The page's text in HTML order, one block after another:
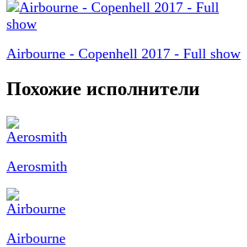
Airbourne - Copenhell 2017 - Full show
Похожие исполнители
Aerosmith
Airbourne